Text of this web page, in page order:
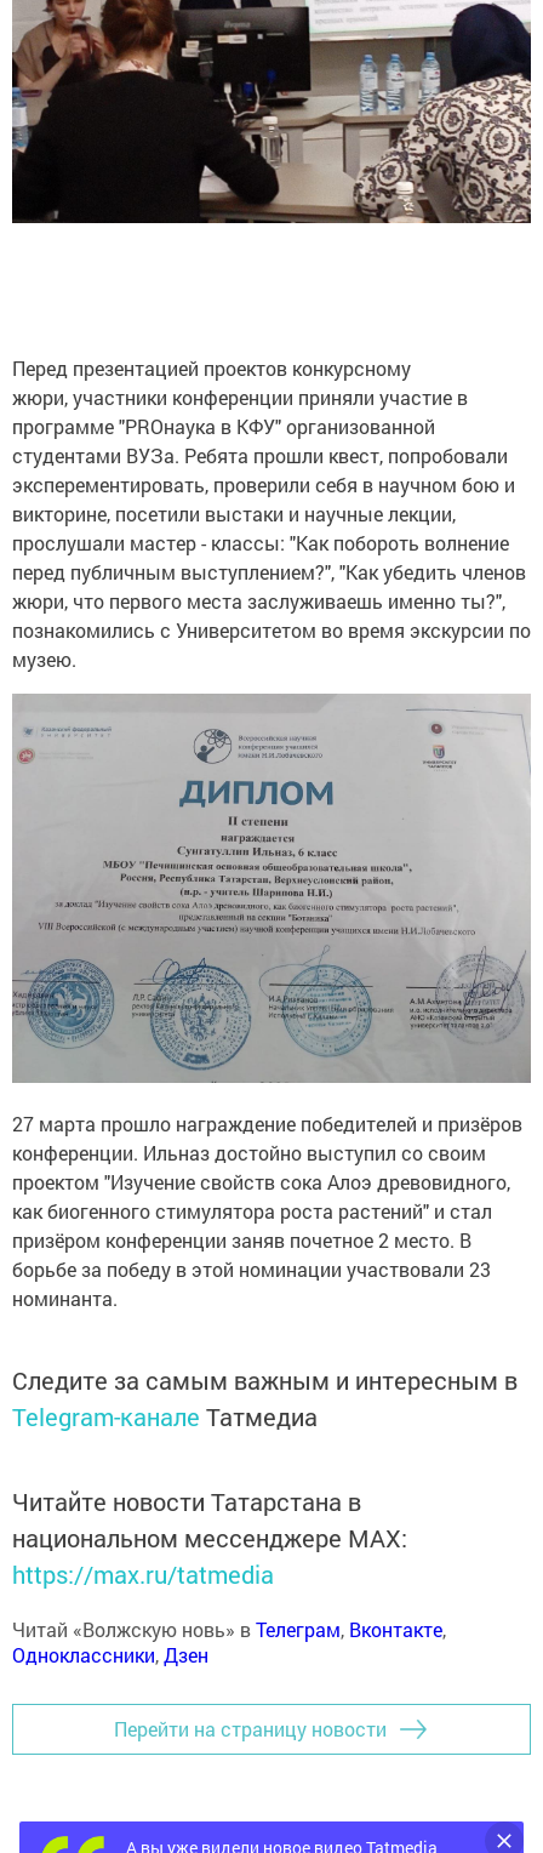
Перед презентацией проектов конкурсному
жюри, участники конференции приняли участие в
программе "PROнаука в КФУ" организованной
студентами ВУЗа. Ребята прошли квест, попробовали
эксперементировать, проверили себя в научном бою и
викторине, посетили выстаки и научные лекции,
прослушали мастер - классы: "Как побороть волнение
перед публичным выступлением?", "Как убедить членов
жюри, что первого места заслуживаешь именно ты?",
познакомились с Университетом во время экскурсии по
музею.
27 марта прошло награждение победителей и призёров
конференции. Ильназ достойно выступил со своим
проектом "Изучение свойств сока Алоэ древовидного,
как биогенного стимулятора роста растений" и стал
призёром конференции заняв почетное 2 место. В
борьбе за победу в этой номинации участвовали 23
номинанта.
Следите за самым важным и интересным в
Telegram-канале Татмедиа
Читайте новости Татарстана в
национальном мессенджере MАХ:
https://max.ru/tatmedia
Читай «Волжскую новь» вТелеграм, Вконтакте,
Одноклассники,Дзен
Перейти на страницу новости
А вы уже видели новое видео Tatmedia